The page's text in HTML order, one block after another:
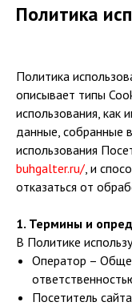
Политика
Политика
описывает типы
использования, как
данные, собранные
использования
buhgalter.ru/ , и
отказаться от
1. Термины и
В Политике
Оператор –
Посетитель